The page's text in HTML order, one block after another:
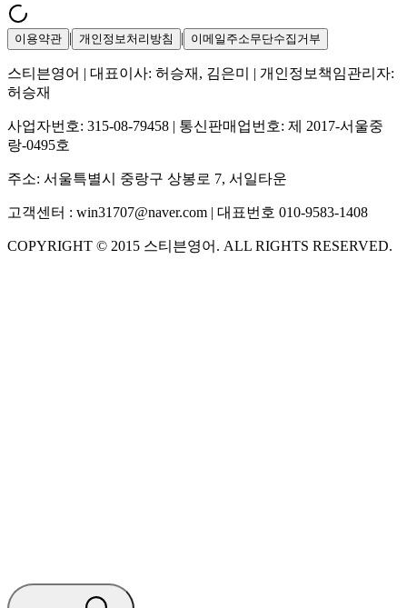
이용약관 | 개인정보처리방침 | 이메일주소무단수집거부
스티븐영어 | 대표이사: 허승재, 김은미
| 개인정보책임관리자:
허승재
사업자번호: 315-08-79458 | 통신판매업번호: 제 2017-서울중
랑-0495호
주소: 서울특별시 중랑구 상봉로 7, 서일타운
고객센터 : win31707@naver.com | 대표번호 010-9583-1408
COPYRIGHT © 2015 스티븐영어 . ALL RIGHTS RESERVED.